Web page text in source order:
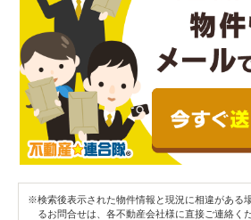
※検索後表示された物件情報と現況に相違がある
るお問合せは、各不動産会社様に直接ご連絡く